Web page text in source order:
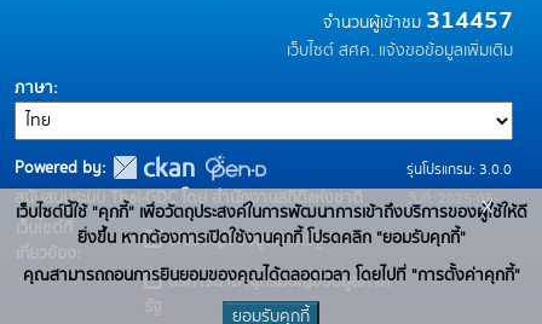
จำนวนผู้เข้าชม 314457
เว็บไซต์ สศค. แจ้งขอข้อมูลเพิ่มเติม
ภาษา
Powered by:
สนับสนุนระบบ Thai-GDC โดย สำนักงานสถิติแห่งชาติ
เว็บไซต์ที่
เกี่ยวข้อง:
ระบบบัญชีข้อมูลภาครัฐ
บริการนามานุกรมบัญชีข้อมูลภาค
รุ่นโปรแกรม: 3.0.0
วันที่: 2025-06-
10
เว็บไซต์นี้ใช้ "คุกกี้" เพื่อวัตถุประสงค์ในการพัฒนาการเข้าถึงบริการของผู้ใช้ให้ดี
ยิ่งขึ้น หากต้องการเปิดใช้งานคุกกี้ โปรดคลิก "ยอมรับคุกกี้"
คุณสามารถถอนการยินยอมของคุณได้ตลอดเวลา โดยไปที่ "การตั้งค่าคุกกี้"
ยอมรับคุกกี้
x